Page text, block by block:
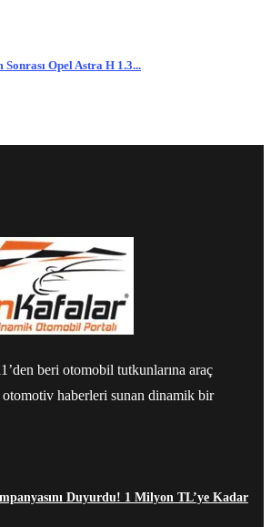
Sonrası Opel Astra H 1.3...
beri otomobil tutkunlarına araç
haberleri sunan dinamik bir
Duyurdu! 1 Milyon TL’ye Kadar